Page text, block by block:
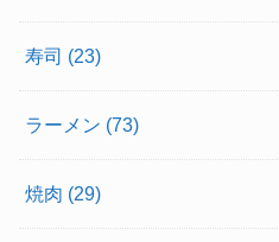
寿司 (23)
ラーメン (73)
焼肉 (29)